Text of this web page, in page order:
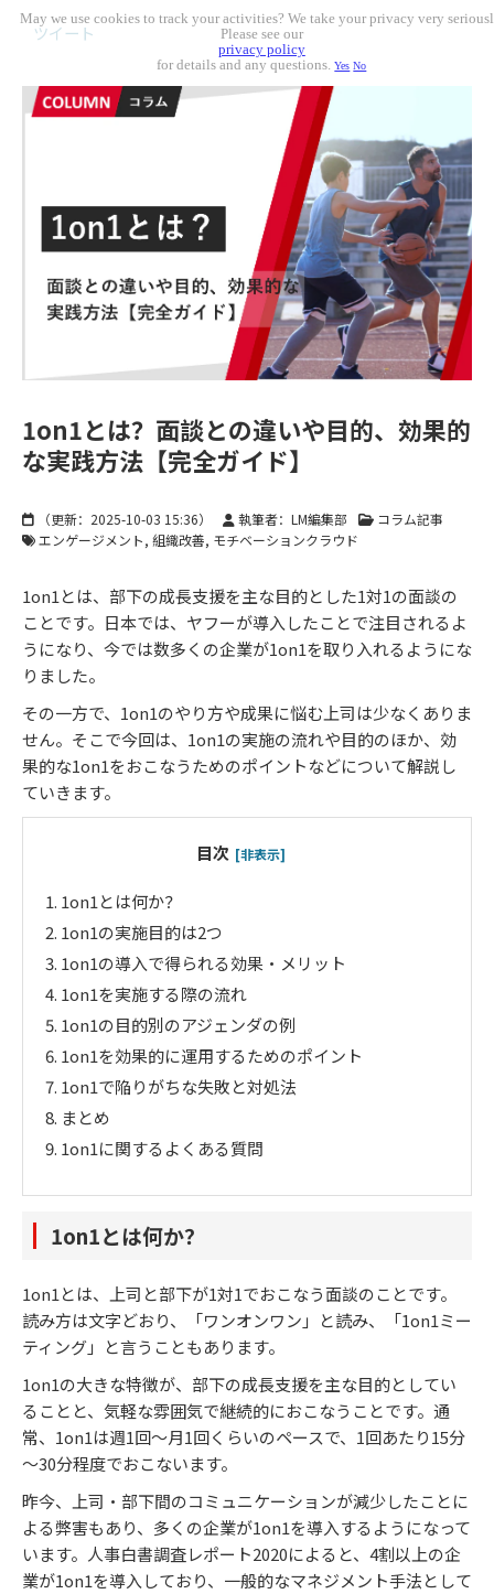
ツイート
1on1とは？面談との違いや目的、効果的
な実践方法【完全ガイド】
（更新： 2025-10-03 15:36） 執筆者：LM編集部
コラム記事
エンゲージメント 組織改善 モチベーションクラウド
1on1とは、部下の成長支援を主な目的とした1対1の面談の
ことです。日本では、ヤフーが導入したことで注目されるよ
うになり、今では数多くの企業が1on1を取り入れるようにな
りました。
その一方で、1on1のやり方や成果に悩む上司は少なくありま
せん。そこで今回は、1on1の実施の流れや目的のほか、効
果的な1on1をおこなうためのポイントなどについて解説し
ていきます。
目次 [非表示]
1. 1on1とは何か？
2. 1on1の実施目的は2つ
3. 1on1の導入で得られる効果・メリット
4. 1on1を実施する際の流れ
5. 1on1の目的別のアジェンダの例
6. 1on1を効果的に運用するためのポイント
7. 1on1で陥りがちな失敗と対処法
8. まとめ
9. 1on1に関するよくある質問
1on1とは何か？
1on1とは、上司と部下が1対1でおこなう面談のことです。
読み方は文字どおり、「ワンオンワン」と読み、「1on1ミー
ティング」と言うこともあります。
1on1の大きな特徴が、部下の成長支援を主な目的としてい
ることと、気軽な雰囲気で継続的におこなうことです。通
常、1on1は週1回～月1回くらいのペースで、1回あたり15分
～30分程度でおこないます。
昨今、上司・部下間のコミュニケーションが減少したことに
よる弊害もあり、多くの企業が1on1を導入するようになって
います。人事白書調査レポート2020によると、4割以上の企
業が1on1を導入しており、一般的なマネジメント手法として
May we use cookies to track your activities? We take your privacy very
Please see our
privacy policy
for details and any questions.Yes No